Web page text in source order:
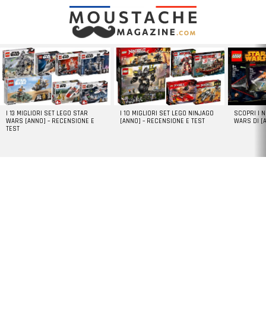
LATEST
STORIES
I 13 MIGLIORI SET LEGO STAR
WARS [ANNO] – RECENSIONE E
TEST
I 10 MIGLIORI SET LEGO NINJAGO
[ANNO] – RECENSIONE E TEST
SCOPRI I
WARS DI